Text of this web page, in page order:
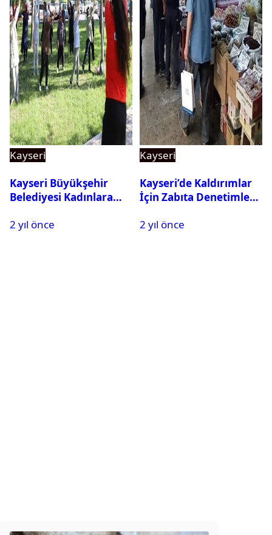
Kayseri
Kayseri Büyükşehir
Belediyesi Kadınlara
Spor Etkinlikleri
2 yıl önce
Kayseri
Kayseri’de Kaldırımlar
İçin Zabıta Denetimleri
2 yıl önce